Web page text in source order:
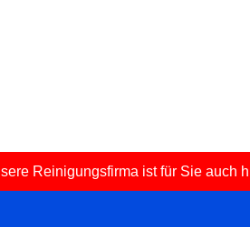
Reinigungsfirma ist für Sie auch